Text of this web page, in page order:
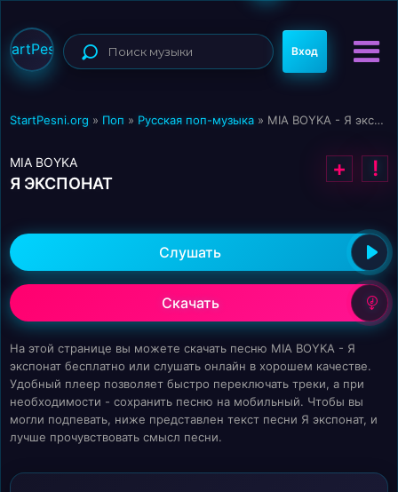
Вход
StartPesni.org » Поп » Русская поп-музыка » MIA BOYKA - Я экспонат
MIA BOYKA
Я ЭКСПОНАТ
+ !
Слушать
Скачать
На этой странице вы можете скачать песню MIA BOYKA - Я
экспонат бесплатно или слушать онлайн в хорошем качестве.
Удобный плеер позволяет быстро переключать треки, а при
необходимости - сохранить песню на мобильный. Чтобы вы
могли подпевать, ниже представлен текст песни Я экспонат, и
лучше прочувствовать смысл песни.